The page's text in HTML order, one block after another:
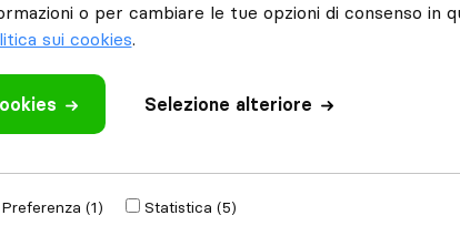
o per cambiare le tue opzioni di consenso in
sui cookies.
Selezione alteriore
Preferenza (1)
Statistica (5)